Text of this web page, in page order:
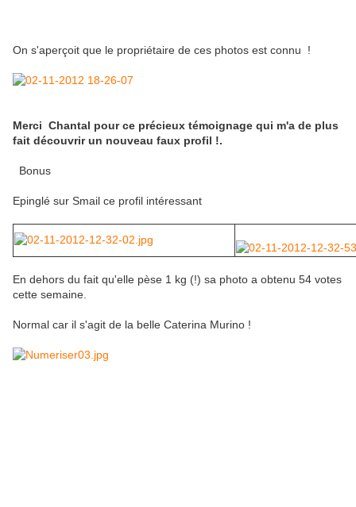
On s'aperçoit que le propriétaire de ces photos est connu !
Merci Chantal pour ce précieux témoignage qui m'a de plus
fait découvrir un nouveau faux profil !.
Bonus
Epinglé sur Smail ce profil intéressant
En dehors du fait qu'elle pèse 1 kg (!) sa photo a obtenu 54 votes
cette semaine.
Normal car il s'agit de la belle Caterina Murino !